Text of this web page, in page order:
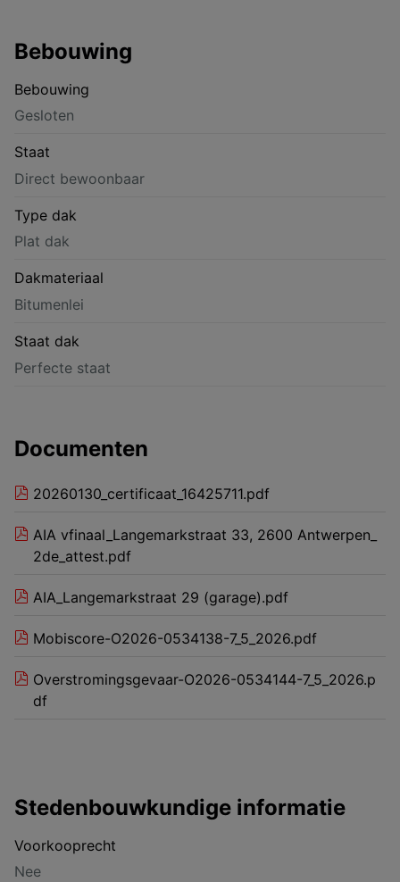
Bebouwing
Bebouwing
Gesloten
Staat
Direct bewoonbaar
Type dak
Plat dak
Dakmateriaal
Bitumenlei
Staat dak
Perfecte staat
Documenten
20260130_certificaat_16425711.pdf
AIA vfinaal_Langemarkstraat 33, 2600 Antwerpen_
2de_attest.pdf
AIA_Langemarkstraat 29 (garage).pdf
Mobiscore-O2026-0534138-7_5_2026.pdf
Overstromingsgevaar-O2026-0534144-7_5_2026.p
df
Stedenbouwkundige informatie
Voorkooprecht
Nee